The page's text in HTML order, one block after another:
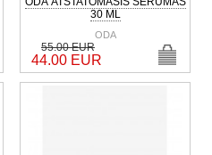
30 ML
ODA
55.00 EUR
44.00 EUR